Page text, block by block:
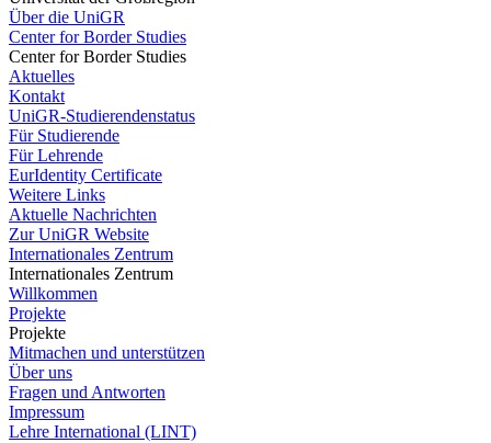
Über die UniGR
Center for Border Studies
Center for Border Studies
Aktuelles
Kontakt
UniGR-Studierendenstatus
Für Studierende
Für Lehrende
EurIdentity Certificate
Weitere Links
Aktuelle Nachrichten
Zur UniGR Website
Internationales Zentrum
Internationales Zentrum
Willkommen
Projekte
Projekte
Mitmachen und unterstützen
Über uns
Fragen und Antworten
Impressum
Lehre International (LINT)